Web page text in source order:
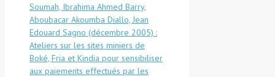
Soumah, Ibrahima Ahmed Barry,
Aboubacar Akoumba Diallo, Jean
Edouard Sagno (décembre 2005) :
Ateliers sur les sites miniers de
Boké, Fria et Kindia pour sensibiliser
aux paiements effectués par les